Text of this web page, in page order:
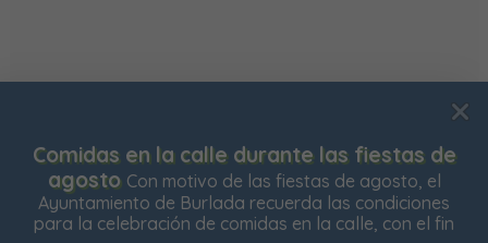
Comidas en la calle durante las fiestas de
agosto Con motivo de las fiestas de agosto, el
Ayuntamiento de Burlada recuerda las condiciones
para la celebración de comidas en la calle, con el fin
Usamos cookies para mejorar su experiencia de
navegación en nuestra web, para mostrarle contenidos
personalizados y analizar el tráfico de nuestra web.